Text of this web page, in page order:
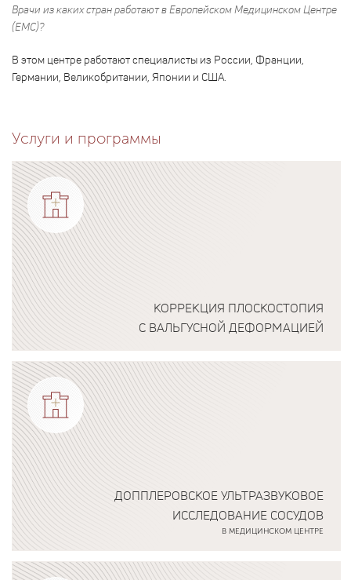
Врачи из каких стран работают в Европейском Медицинском Центре
(ЕМС)?
В этом центре работают специалисты из России, Франции,
Германии, Великобритании, Японии и США.
Услуги и программы
КОРРЕКЦИЯ ПЛОСКОСТОПИЯ
С ВАЛЬГУСНОЙ ДЕФОРМАЦИЕЙ
Подробнее о программе
ДОППЛЕРОВСКОЕ УЛЬТРАЗВУКОВОЕ
ИССЛЕДОВАНИЕ СОСУДОВ
В МЕДИЦИНСКОМ ЦЕНТРЕ
Подробнее о программе